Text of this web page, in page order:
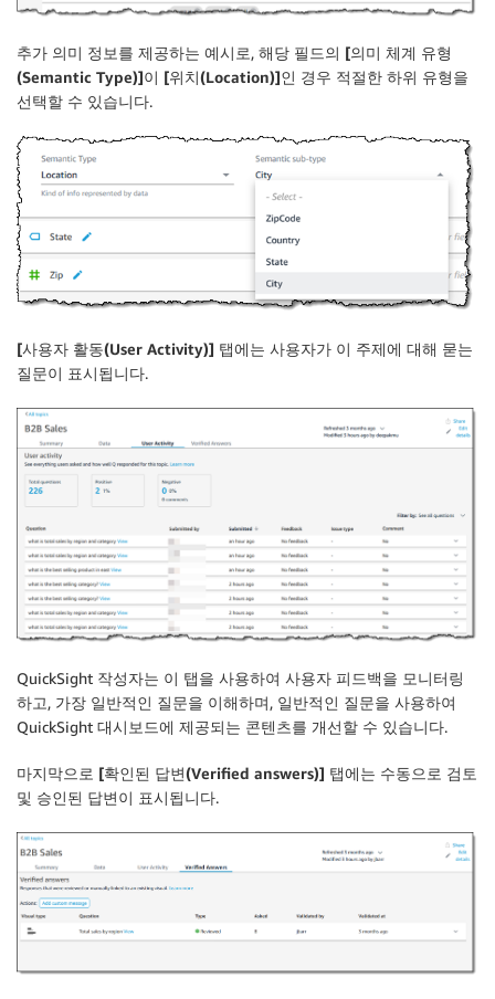
추가 의미 정보를 제공하는 예시로, 해당 필드의 [의미 체계 유형
(Semantic Type)]이 [위치(Location)]인 경우 적절한 하위 유형을
선택할 수 있습니다.
[사용자 활동(User Activity)] 탭에는 사용자가 이 주제에 대해 묻는
질문이 표시됩니다.
QuickSight 작성자는 이 탭을 사용하여 사용자 피드백을 모니터링
하고, 가장 일반적인 질문을 이해하며, 일반적인 질문을 사용하여
QuickSight 대시보드에 제공되는 콘텐츠를 개선할 수 있습니다.
마지막으로 [확인된 답변(Verified answers)] 탭에는 수동으로 검토
및 승인된 답변이 표시됩니다.